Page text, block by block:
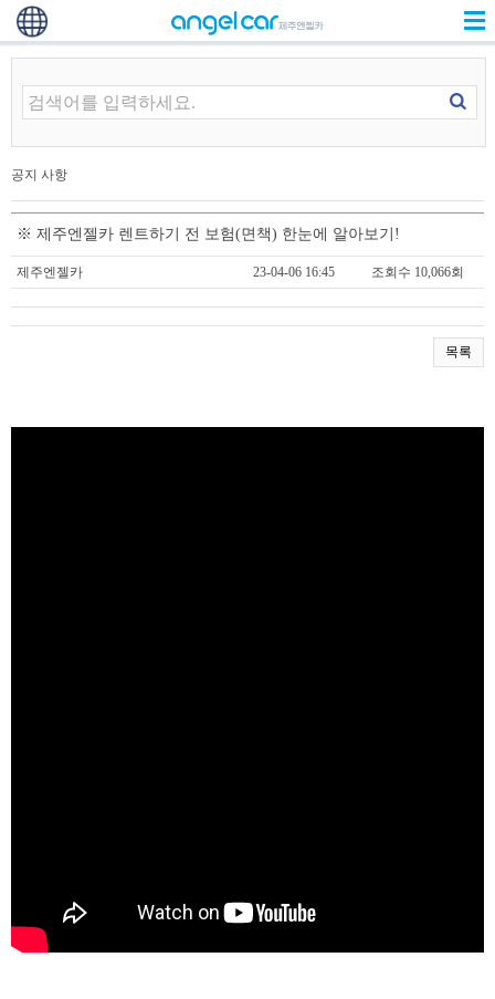
공지 사항
※ 제주엔젤카 렌트하기 전 보험(면책) 한눈에 알아보기!
제주엔젤카 23-04-06 16:45 조회수 10,066회
목록